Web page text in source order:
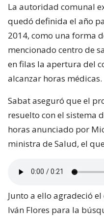
La autoridad comunal
quedó definida el año
2014, como una forma
mencionado centro de
en filas la apertura del
alcanzar horas médicas.
Sabat aseguró que el
resuelto con el sistema
horas anunciado por
ministra de Salud, el
Junto a ello agradeció
Iván Flores para la